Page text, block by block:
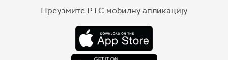
Преузмите РТС мобилну апликацију